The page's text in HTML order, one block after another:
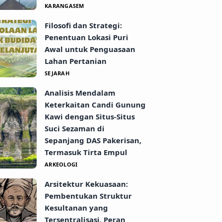
KARANGASEM
Filosofi dan Strategi:
Penentuan Lokasi Puri
Awal untuk Penguasaan
Lahan Pertanian
SEJARAH
Analisis Mendalam
Keterkaitan Candi Gunung
Kawi dengan Situs-Situs
Suci Sezaman di
Sepanjang DAS Pakerisan,
Termasuk Tirta Empul
ARKEOLOGI
Arsitektur Kekuasaan:
Pembentukan Struktur
Kesultanan yang
Tersentralisasi, Peran